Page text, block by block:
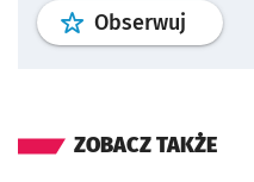
Obserwuj profil
ZOBACZ TAKŻE